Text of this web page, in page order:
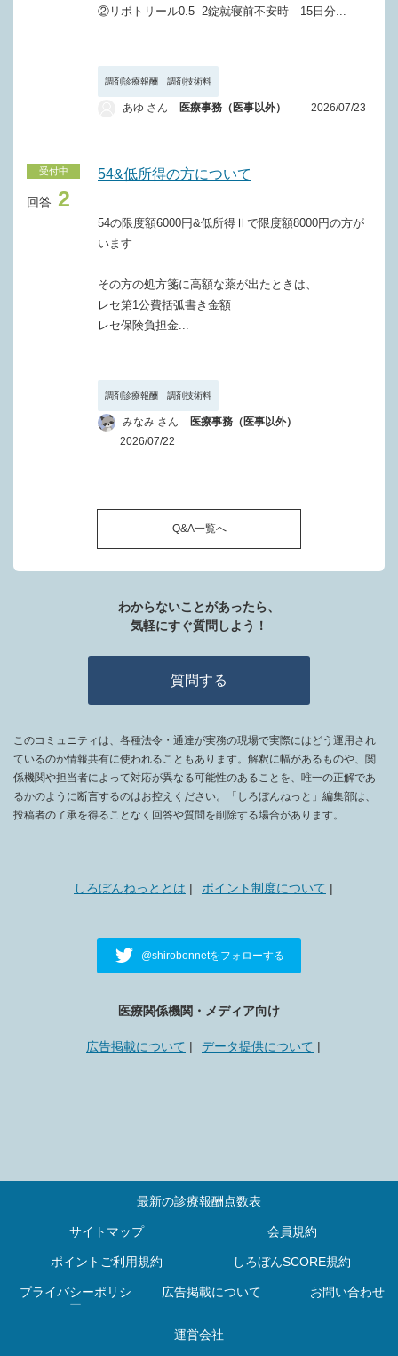
②リボトリール0.5 2錠就寝前不安時 15日分...
調剤診療報酬 調剤技術料
あゆ さん 医療事務（医事以外） 2026/07/23
受付中
回答 2
54&低所得の方について
54の限度額6000円&低所得Ⅱで限度額8000円の方が
います
その方の処方箋に高額な薬が出たときは、
レセ第1公費括弧書き金額
レセ保険負担金...
調剤診療報酬 調剤技術料
みなみ さん
医療事務（医事以外）
2026/07/22
Q&A一覧へ
わからないことがあったら、
気軽にすぐ質問しよう！
質問する
このコミュニティは、各種法令・通達が実務の現場で実際にはどう運用され
ているのか情報共有に使われることもあります。解釈に幅があるものや、関
係機関や担当者によって対応が異なる可能性のあることを、唯一の正解であ
るかのように断言するのはお控えください。「しろぼんねっと」編集部は、
投稿者の了承を得ることなく回答や質問を削除する場合があります。
しろぼんねっととは ポイント制度について
@shirobonnetをフォローする
医療関係機関・メディア向け
広告掲載について データ提供について
最新の診療報酬点数表
サイトマップ 会員規約
ポイントご利用規約 しろぼんSCORE規約
プライバシーポリシ
ー
広告掲載について お問い合わせ
運営会社